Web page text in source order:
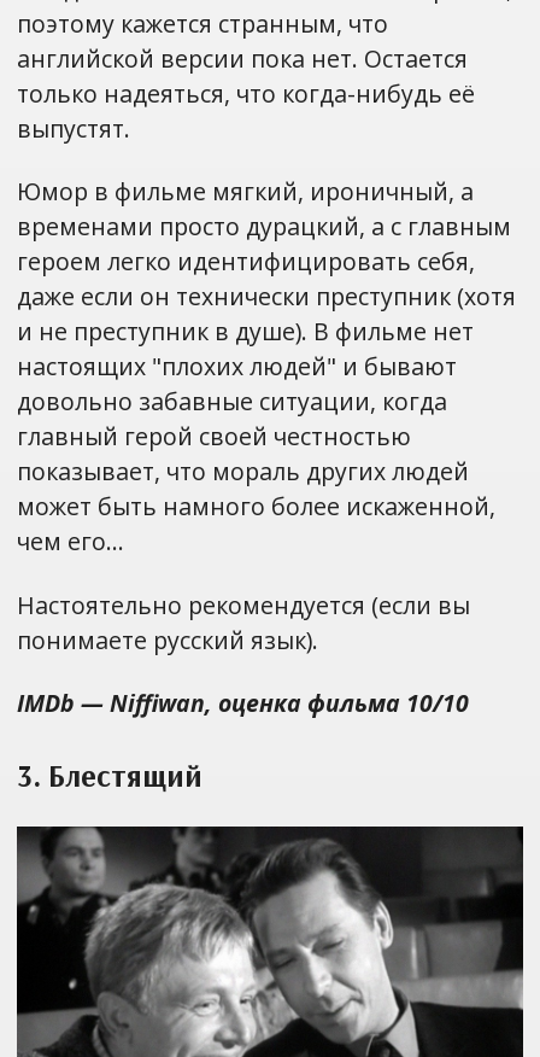
поэтому кажется странным, что
английской версии пока нет. Остается
только надеяться, что когда-нибудь её
выпустят.
Юмор в фильме мягкий, ироничный, а
временами просто дурацкий, а с главным
героем легко идентифицировать себя,
даже если он технически преступник (хотя
и не преступник в душе). В фильме нет
настоящих "плохих людей" и бывают
довольно забавные ситуации, когда
главный герой своей честностью
показывает, что мораль других людей
может быть намного более искаженной,
чем его…
Настоятельно рекомендуется (если вы
понимаете русский язык).
IMDb — Niffiwan, оценка фильма 10/10
3. Блестящий